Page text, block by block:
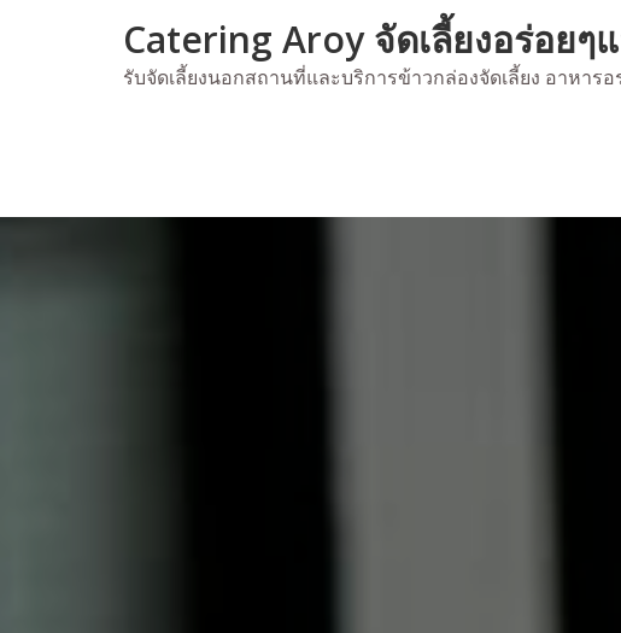
Catering Aroy จัดเลี้ยงอร่อยๆ
รับจัดเลี้ยงนอกสถานที่และบริการข้าวกล่องจัดเลี้ยง อาหา